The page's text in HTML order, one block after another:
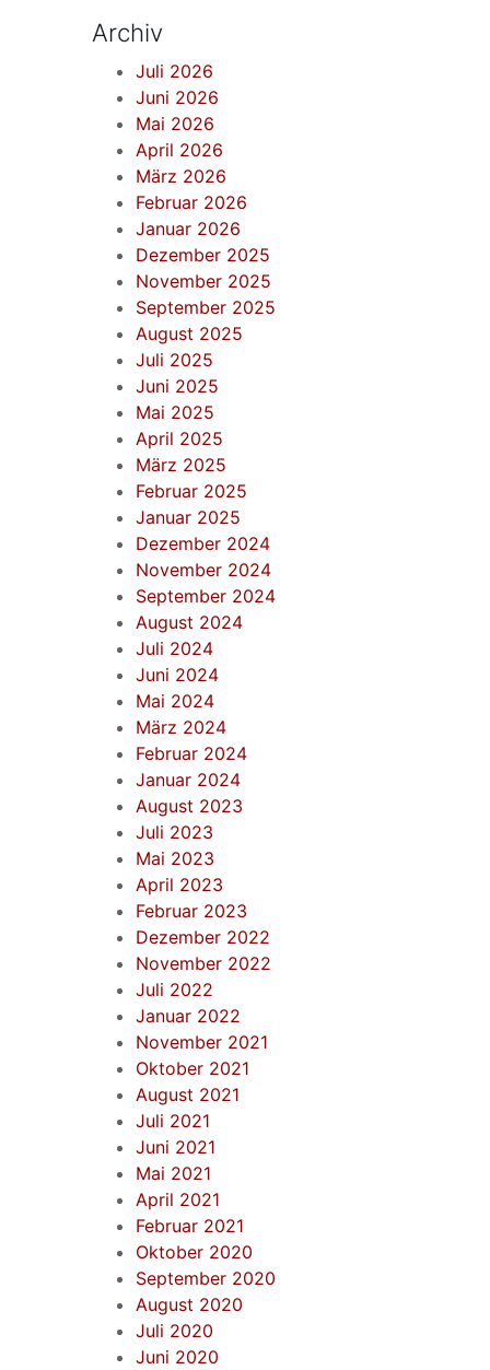
Archiv
Juli 2026
Juni 2026
Mai 2026
April 2026
März 2026
Februar 2026
Januar 2026
Dezember 2025
November 2025
September 2025
August 2025
Juli 2025
Juni 2025
Mai 2025
April 2025
März 2025
Februar 2025
Januar 2025
Dezember 2024
November 2024
September 2024
August 2024
Juli 2024
Juni 2024
Mai 2024
März 2024
Februar 2024
Januar 2024
August 2023
Juli 2023
Mai 2023
April 2023
Februar 2023
Dezember 2022
November 2022
Juli 2022
Januar 2022
November 2021
Oktober 2021
August 2021
Juli 2021
Juni 2021
Mai 2021
April 2021
Februar 2021
Oktober 2020
September 2020
August 2020
Juli 2020
Juni 2020